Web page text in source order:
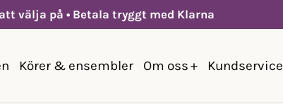
välja på • Betala tryggt med Klarna
Körer & ensembler Om oss Kundservice